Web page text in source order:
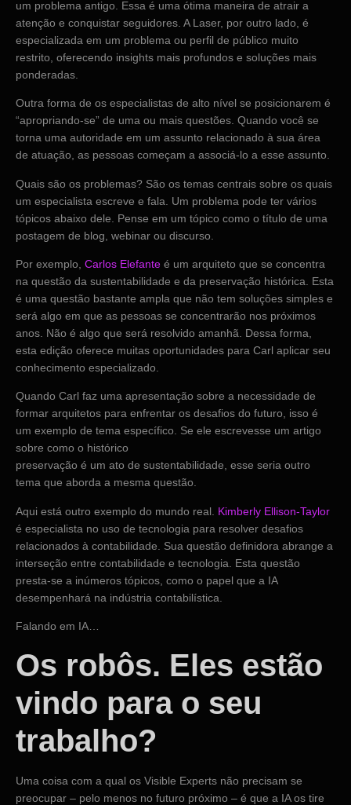
um problema antigo. Essa é uma ótima maneira de atrair a
atenção e conquistar seguidores. A Laser, por outro lado, é
especializada em um problema ou perfil de público muito
restrito, oferecendo insights mais profundos e soluções mais
ponderadas.
Outra forma de os especialistas de alto nível se posicionarem é
“apropriando-se” de uma ou mais questões. Quando você se
torna uma autoridade em um assunto relacionado à sua área
de atuação, as pessoas começam a associá-lo a esse assunto.
Quais são os problemas? São os temas centrais sobre os quais
um especialista escreve e fala. Um problema pode ter vários
tópicos abaixo dele. Pense em um tópico como o título de uma
postagem de blog, webinar ou discurso.
Por exemplo, Carlos Elefante é um arquiteto que se concentra
na questão da sustentabilidade e da preservação histórica. Esta
é uma questão bastante ampla que não tem soluções simples e
será algo em que as pessoas se concentrarão nos próximos
anos. Não é algo que será resolvido amanhã. Dessa forma,
esta edição oferece muitas oportunidades para Carl aplicar seu
conhecimento especializado.
Quando Carl faz uma apresentação sobre a necessidade de
formar arquitetos para enfrentar os desafios do futuro, isso é
um exemplo de tema específico. Se ele escrevesse um artigo
sobre como o histórico
preservação é um ato de sustentabilidade, esse seria outro
tema que aborda a mesma questão.
Aqui está outro exemplo do mundo real. Kimberly Ellison-Taylor
é especialista no uso de tecnologia para resolver desafios
relacionados à contabilidade. Sua questão definidora abrange a
interseção entre contabilidade e tecnologia. Esta questão
presta-se a inúmeros tópicos, como o papel que a IA
desempenhará na indústria contabilística.
Falando em IA…
Os robôs. Eles estão
vindo para o seu
trabalho?
Uma coisa com a qual os Visible Experts não precisam se
preocupar – pelo menos no futuro próximo – é que a IA os tire